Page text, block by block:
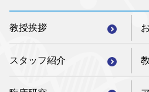
教授挨拶
スタッフ紹介